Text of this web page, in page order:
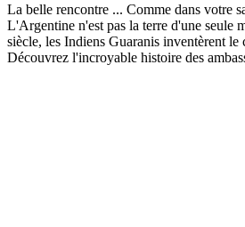
La belle rencontre ... Comme dans votre
L'Argentine n'est pas la terre d'une seule
siècle, les Indiens Guaranis inventèrent
Découvrez l'incroyable histoire des